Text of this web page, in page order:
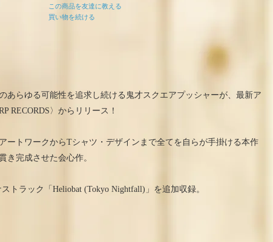
この商品を友達に教える
買い物を続ける
あらゆる可能性を追求し続ける鬼才スクエアプッシャーが、最新ア
RECORDS〉からリリース！
ートワークからTシャツ・デザインまで全てを自らが手掛ける本作
き完成させた会心作。
トラック「Heliobat (Tokyo Nightfall)」を追加収録。